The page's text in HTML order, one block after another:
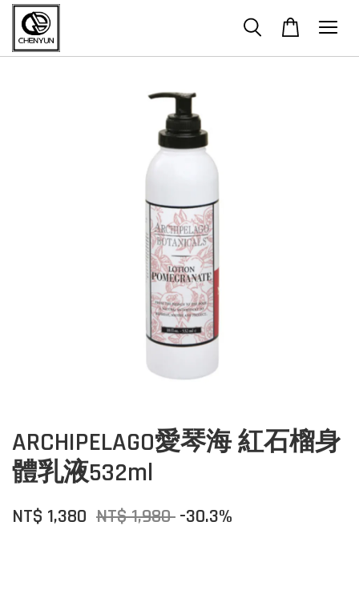
ARCHIPELAGO愛琴海 紅石榴身
體乳液532ml
NT$ 1,380 NT$ 1,980 -30.3%